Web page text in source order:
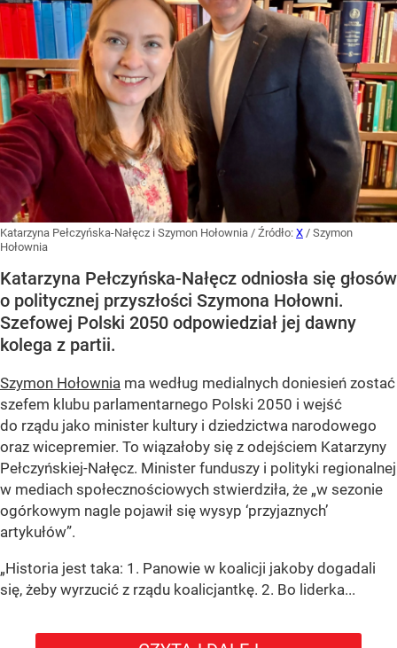
Katarzyna Pełczyńska-Nałęcz i Szymon Hołownia / Źródło: X / Szymon
Hołownia
Katarzyna Pełczyńska-Nałęcz odniosła się głosów
o politycznej przyszłości Szymona Hołowni.
Szefowej Polski 2050 odpowiedział jej dawny
kolega z partii.
Szymon Hołownia ma według medialnych doniesień zostać
szefem klubu parlamentarnego Polski 2050 i wejść
do rządu jako minister kultury i dziedzictwa narodowego
oraz wicepremier. To wiązałoby się z odejściem Katarzyny
Pełczyńskiej-Nałęcz. Minister funduszy i polityki regionalnej
w mediach społecznościowych stwierdziła, że „w sezonie
ogórkowym nagle pojawił się wysyp ‘przyjaznych’
artykułów”.
„Historia jest taka: 1. Panowie w koalicji jakoby dogadali
się, żeby wyrzucić z rządu koalicjantkę. 2. Bo liderka...